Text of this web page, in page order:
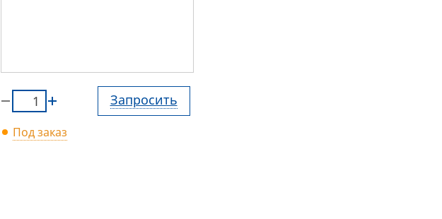
Запросить
Под заказ